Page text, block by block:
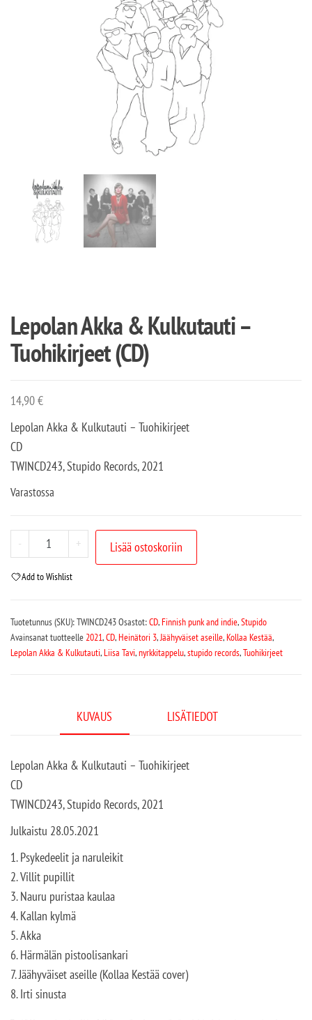
Lepolan Akka & Kulkutauti –
Tuohikirjeet (CD)
14,90€
Lepolan Akka & Kulkutauti – Tuohikirjeet
CD
TWINCD243, Stupido Records, 2021
Varastossa
- + Lisää ostoskoriin
Add to Wishlist
Tuotetunnus (SKU):TWINCD243Osastot:CD,Finnish punk and indie,Stupido
Avainsanat tuotteelle 2021,CD,Heinätori 3, Jäähyväiset aseille,Kollaa Kestää,
Lepolan Akka & Kulkutauti,Liisa Tavi,nyrkkitappelu,stupido records,Tuohikirjeet
KUVAUS LISÄTIEDOT
Lepolan Akka & Kulkutauti – Tuohikirjeet
CD
TWINCD243, Stupido Records, 2021
Julkaistu 28.05.2021
1. Psykedeelit ja naruleikit
2. Villit pupillit
3. Nauru puristaa kaulaa
4. Kallan kylmä
5. Akka
6. Härmälän pistoolisankari
7. Jäähyväiset aseille (Kollaa Kestää cover)
8. Irti sinusta